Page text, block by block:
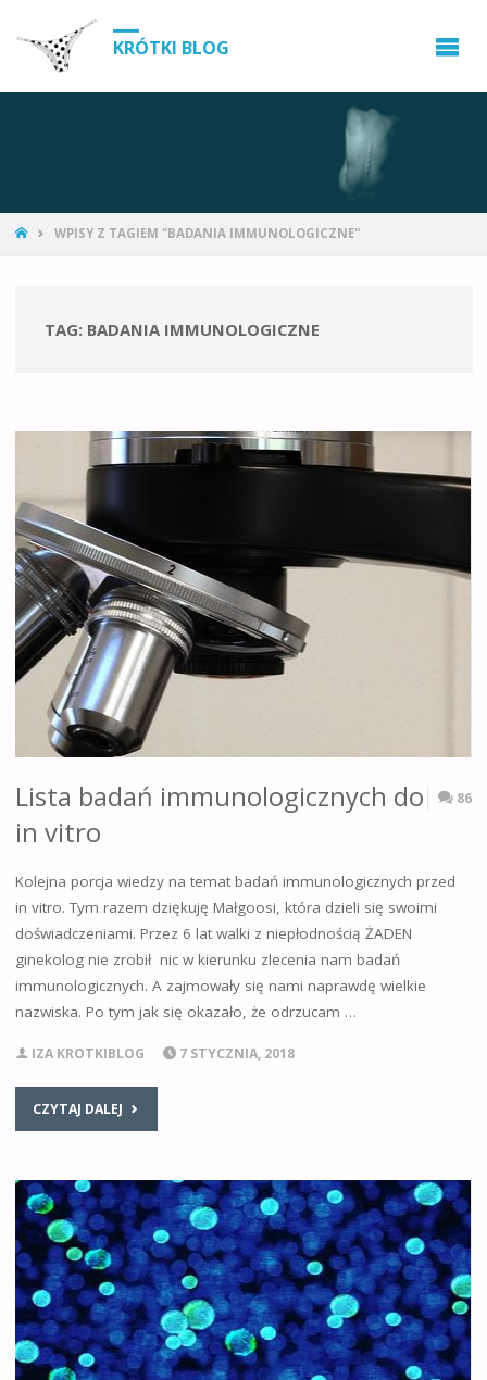
KRÓTKI BLOG
WPISY Z TAGIEM "BADANIA IMMUNOLOGICZNE"
TAG: BADANIA IMMUNOLOGICZNE
Lista badań immunologicznych do
in vitro
86
Kolejna porcja wiedzy na temat badań immunologicznych przed
in vitro. Tym razem dziękuję Małgoosi, która dzieli się swoimi
doświadczeniami. Przez 6 lat walki z niepłodnością ŻADEN
ginekolog nie zrobił nic w kierunku zlecenia nam badań
immunologicznych. A zajmowały się nami naprawdę wielkie
nazwiska. Po tym jak się okazało, że odrzucam …
IZA KROTKIBLOG 7 STYCZNIA, 2018
CZYTAJ DALEJ